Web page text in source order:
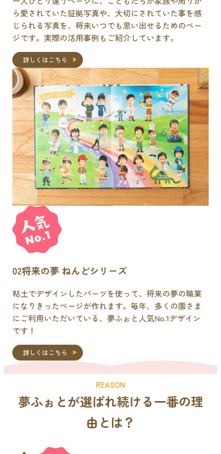
ら愛されていた証拠写真や、大切にされていた事を感
じられる写真を、将来いつでも思い出せるためのペー
ジです。実際の活用事例もご紹介しています。
詳しくはこちら
02将来の夢 ねんどシリーズ
粘土でデザインしたパーツを使って、将来の夢の職業
になりきったページが作れます。毎年、多くの園さま
にご利用いただいている、夢ふぉと人気No.1デザイン
です！
詳しくはこちら
REASON
夢ふぉとが選ばれ続ける一番の理
由 とは？